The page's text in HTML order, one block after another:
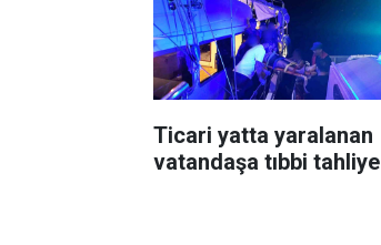
Ticari yatta yaralanan
vatandaşa tıbbi tahliye